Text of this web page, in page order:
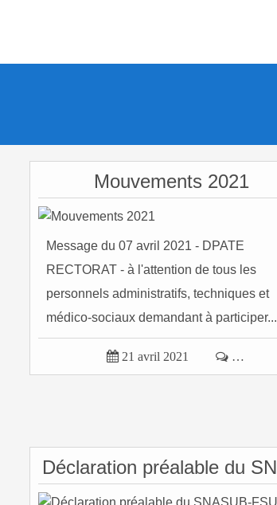
Mouvements 2021
Message du 07 avril 2021 - DPATE
RECTORAT - à l'attention de tous les
personnels administratifs, techniques et
médico-sociaux demandant à participer...
 21 avril 2021  …